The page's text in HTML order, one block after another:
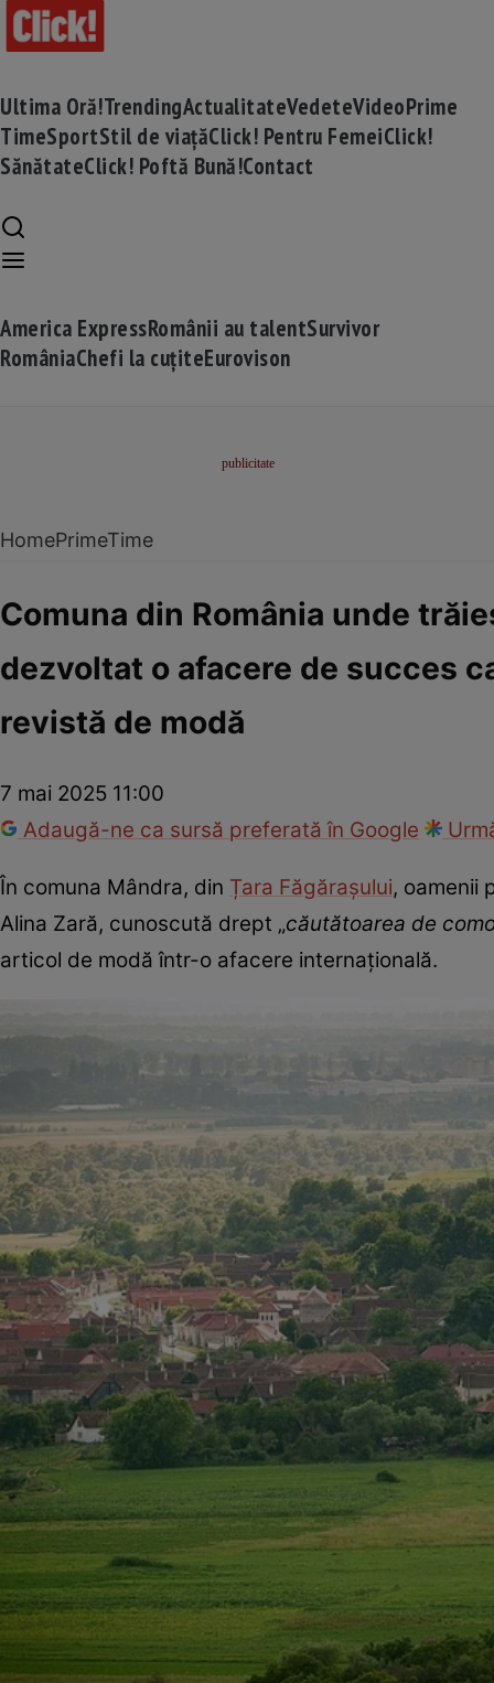
Ultima Oră!TrendingActualitateVedeteVideoPrime
TimeSportStil de viațăClick! Pentru FemeiClick!
SănătateClick! Poftă Bună!Contact
America ExpressRomânii au talentSurvivor
RomâniaChefi la cuțiteEurovison
HomePrimeTime
Comuna din România unde
dezvoltat o afacere de succes
revistă de modă
7 mai 2025 11:00
Adaugă-ne ca sursă preferată în Google
În comuna Mândra, din Țara Făgărașului, oamenii
Alina Zară, cunoscută drept „căutătoarea de
articol de modă într-o afacere internațională.